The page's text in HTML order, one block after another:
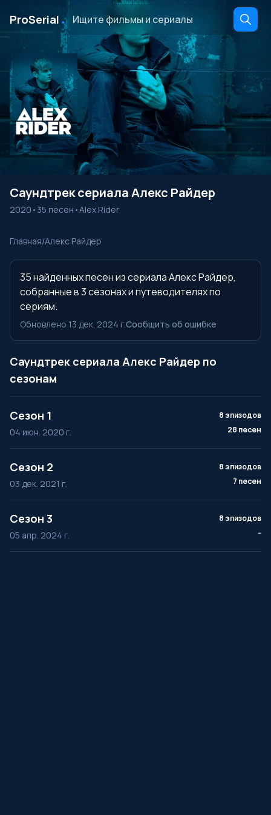
ProSerial ․
Саундтрек сериала Алекс Райдер
2020 • 35 песен •Alex Rider
Главная/Алекс Райдер
35 найденных песен из сериала Алекс Райдер,
собранные в 3 сезонах и путеводителях по
сериям.
Обновлено 13 дек. 2024 г.Сообщить об ошибке
Саундтрек сериала Алекс Райдер по
сезонам
Сезон 1
04 июн. 2020 г.
8 эпизодов
28 песен
Сезон 2
03 дек. 2021 г.
8 эпизодов
7 песен
Сезон 3
05 апр. 2024 г.
8 эпизодов
--